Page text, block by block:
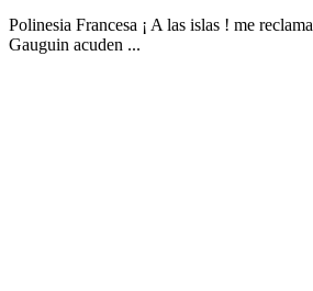
Polinesia Francesa ¡ A las islas ! me
Gauguin acuden ...